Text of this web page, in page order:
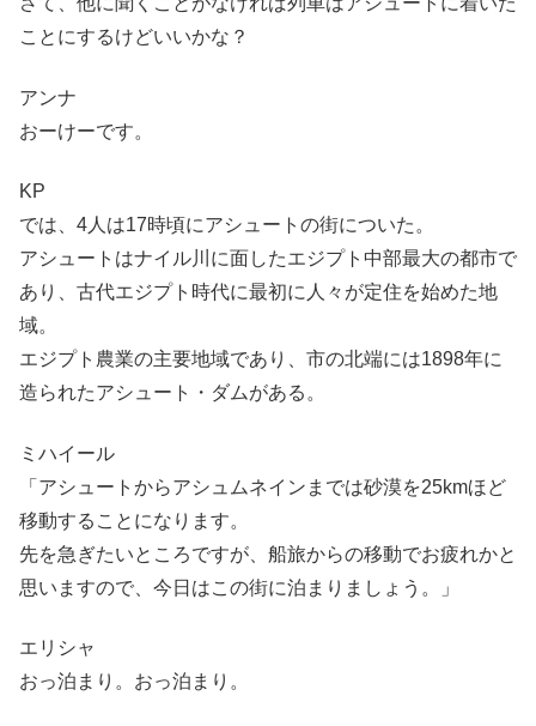
ことにするけどいいかな？
アンナ
おーけーです。
KP
では、4人は17時頃にアシュートの街についた。
アシュートはナイル川に面したエジプト中部最大の都市で
あり、古代エジプト時代に最初に人々が定住を始めた地
域。
エジプト農業の主要地域であり、市の北端には1898年に
造られたアシュート・ダムがある。
ミハイール
「アシュートからアシュムネインまでは砂漠を25kmほど
移動することになります。
先を急ぎたいところですが、船旅からの移動でお疲れかと
思いますので、今日はこの街に泊まりましょう。」
エリシャ
おっ泊まり。おっ泊まり。